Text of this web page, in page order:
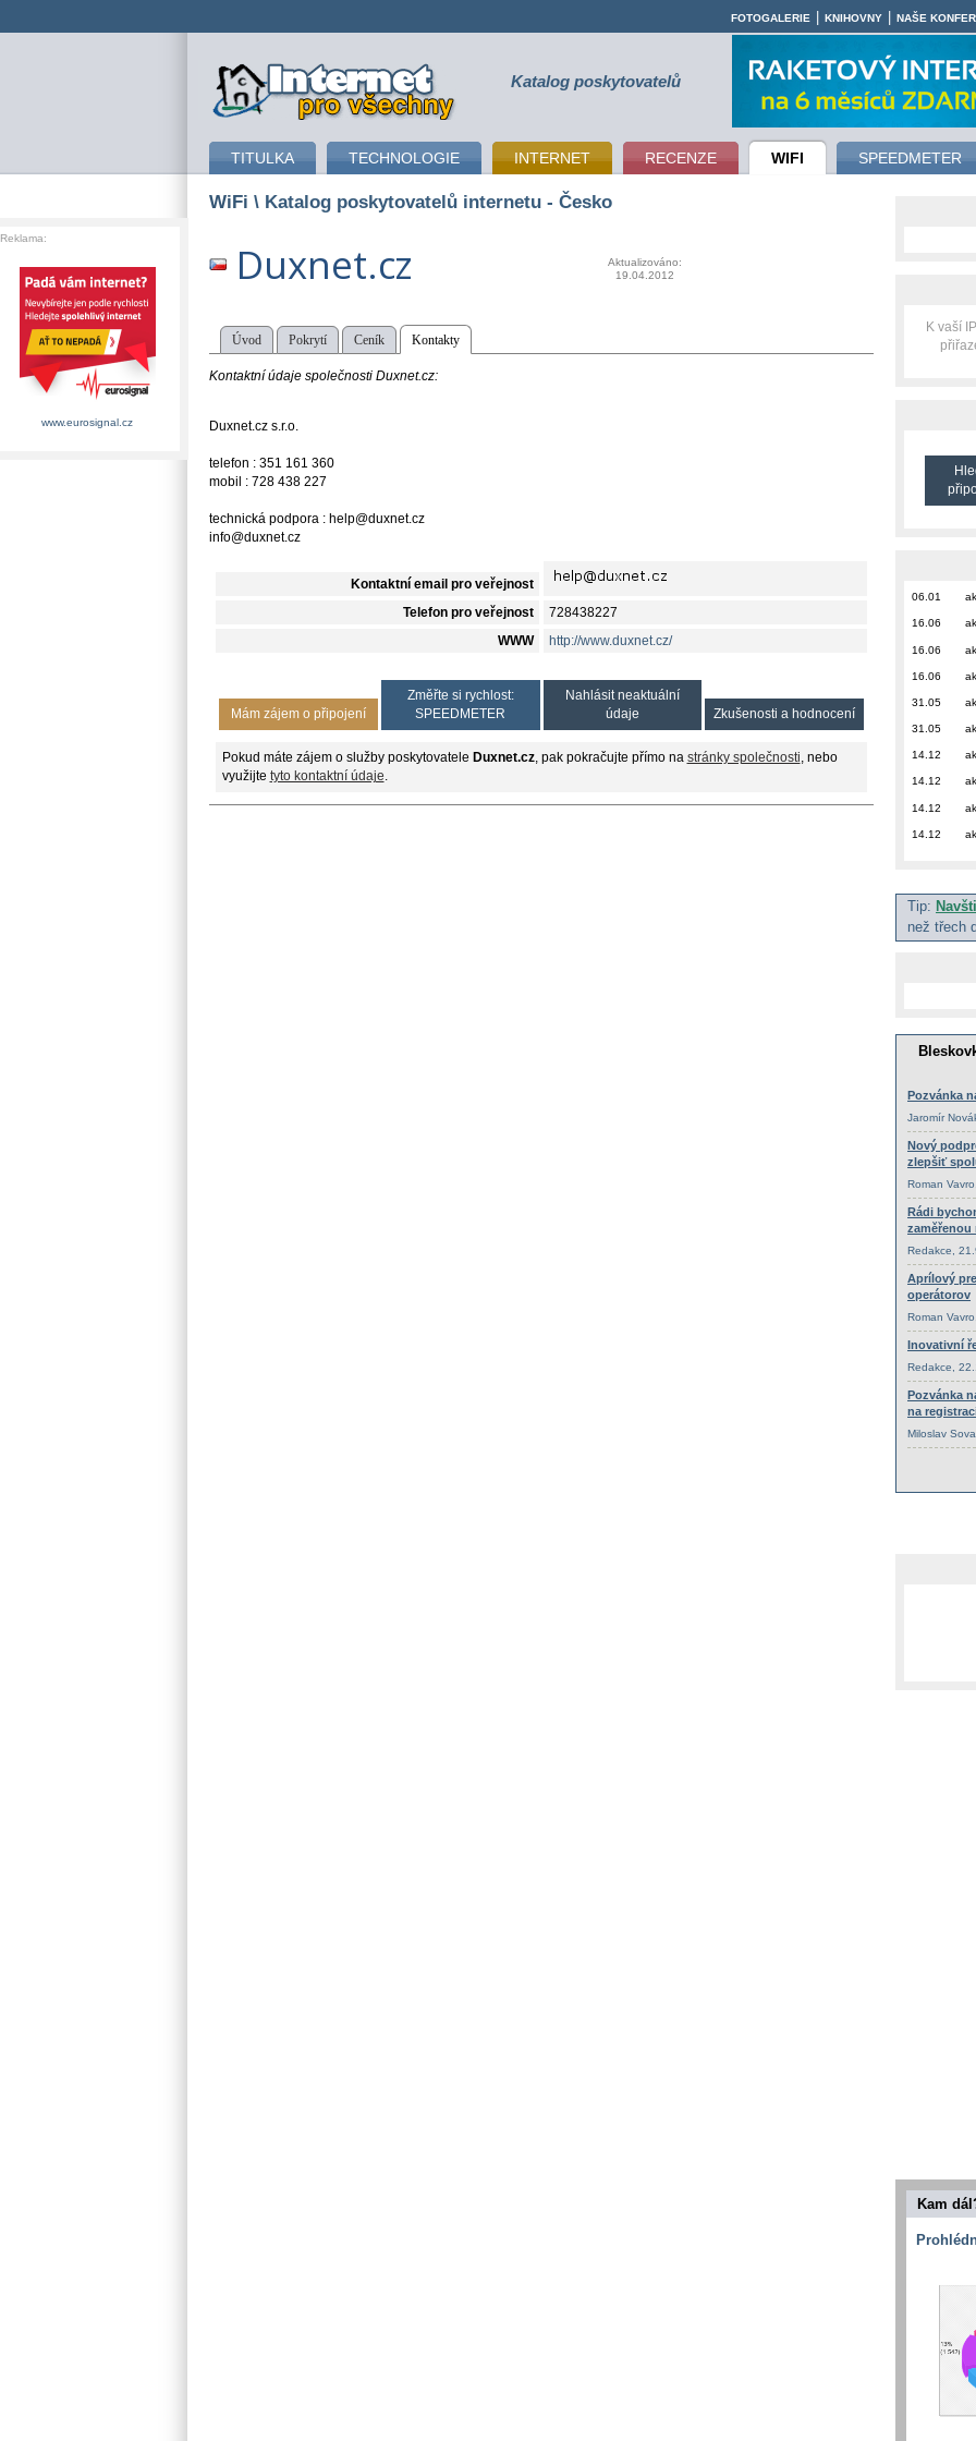
připojení k internetu Katalog poskytovatelů
TITULKA TECHNOLOGIE INTERNET RECENZE WIFI SPEEDMETER
FOTOGALERIE KNIHOVNY NAŠE
WiFi \ Katalog poskytovatelů internetu - Česko
Duxnet.cz
Aktualizováno:
19.04.2012
Úvod Pokrytí Ceník Kontakty
Kontaktní údaje společnosti Duxnet.cz:
Duxnet.cz s.r.o.
telefon : 351 161 360
mobil : 728 438 227
technická podpora : help@duxnet.cz
info@duxnet.cz
Kontaktní email pro veřejnost
Telefon pro veřejnost 728438227
WWW http://www.duxnet.cz/
Mám zájem o připojení
Změřte si rychlost:
SPEEDMETER
Nahlásit neaktuální
údaje
Zkušenosti a hodnocení
Pokud máte zájem o služby poskytovatele Duxnet.cz, pak pokračujte přímo na stránky společnosti , nebo
využijte tyto kontaktní údaje
K vaší
06.01
16.06
16.06
16.06
31.05
31.05
14.12
14.12
14.12
14.12
Tip:
než třech
Kam
Reklama:
www.eurosignal.cz